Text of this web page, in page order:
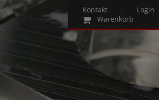
Kontakt
Login
Warenkorb